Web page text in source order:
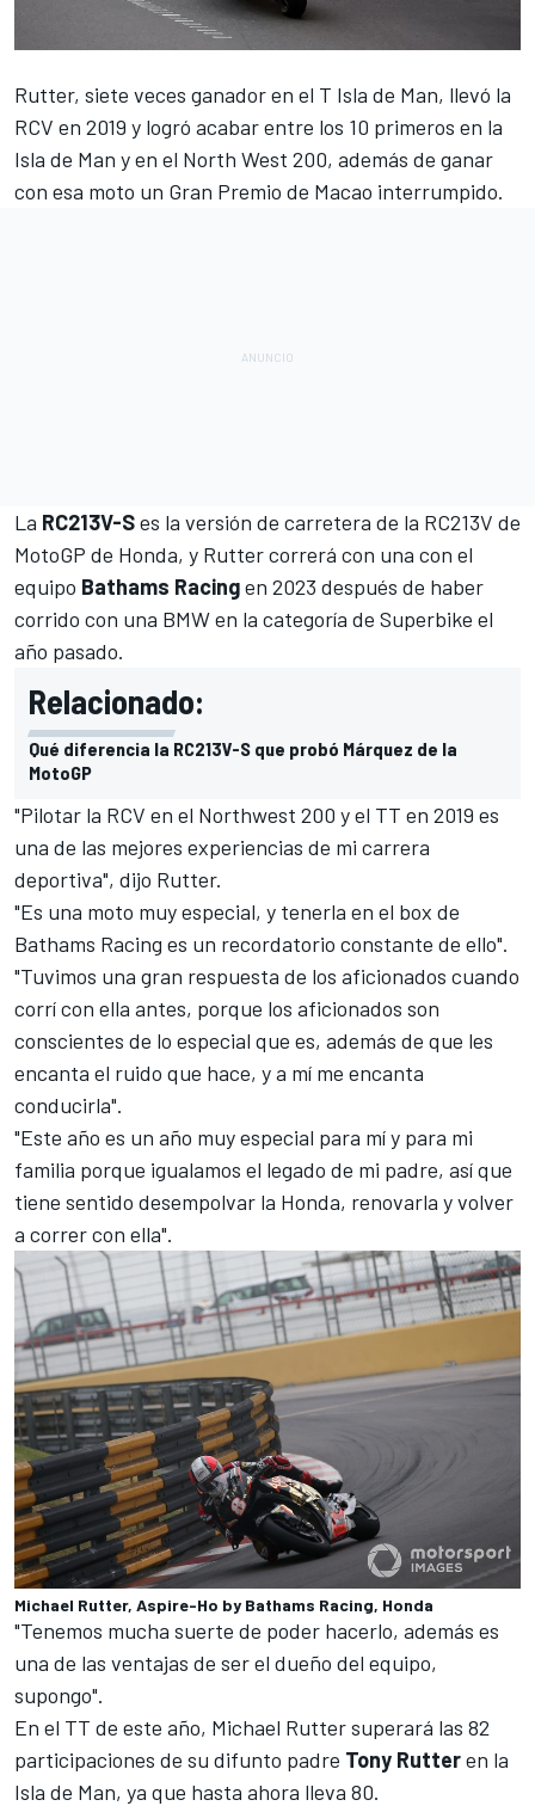
Rutter, siete veces ganador en el T Isla de Man, llevó la
RCV en 2019 y logró acabar entre los 10 primeros en la
Isla de Man y en el North West 200, además de ganar
con esa moto un Gran Premio de Macao interrumpido.
La RC213V-Ses la versión de carretera de la RC213V de
MotoGP de Honda, y Rutter correrá con una con el
equipo Bathams Racingen 2023 después de haber
corrido con una BMW en la categoría de Superbike el
año pasado.
Relacionado:
Qué diferencia la RC213V-S que probó Márquez de la
MotoGP
"Pilotar la RCV en el Northwest 200 y el TT en 2019 es
una de las mejores experiencias de mi carrera
deportiva", dijo Rutter.
"Es una moto muy especial, y tenerla en el box de
Bathams Racing es un recordatorio constante de ello".
"Tuvimos una gran respuesta de los aficionados cuando
corrí con ella antes, porque los aficionados son
conscientes de lo especial que es, además de que les
encanta el ruido que hace, y a mí me encanta
conducirla".
"Este año es un año muy especial para mí y para mi
familia porque igualamos el legado de mi padre, así que
tiene sentido desempolvar la Honda, renovarla y volver
a correr con ella".
Michael Rutter, Aspire-Ho by Bathams Racing, Honda
"Tenemos mucha suerte de poder hacerlo, además es
una de las ventajas de ser el dueño del equipo,
supongo".
En el TT de este año, Michael Rutter superará las 82
participaciones de su difunto padre Tony Rutteren la
Isla de Man, ya que hasta ahora lleva 80.